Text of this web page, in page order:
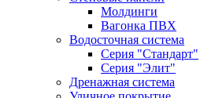
Молдинги
Вагонка ПВХ
Водосточная система
Серия "Стандарт"
Серия "Элит"
Дренажная система